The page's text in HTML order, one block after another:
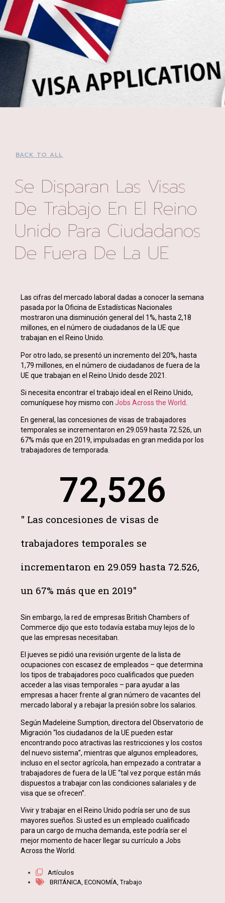
BACK TO ALL
Se Disparan Las Visas
De Trabajo En El Reino
Unido Para Ciudadanos
De Fuera De La UE
Las cifras del mercado laboral dadas a conocer la semana
pasada por la Oficina de Estadísticas Nacionales
mostraron una disminución general del 1%, hasta 2,18
millones, en el número de ciudadanos de la UE que
trabajan en el Reino Unido.
Por otro lado, se presentó un incremento del 20%, hasta
1,79 millones, en el número de ciudadanos de fuera de la
UE que trabajan en el Reino Unido desde 2021.
Si necesita encontrar el trabajo ideal en el Reino Unido,
comuníquese hoy mismo conJobs Across the World
En general, las concesiones de visas de trabajadores
temporales se incrementaron en 29.059 hasta 72.526, un
67% más que en 2019, impulsadas en gran medida por los
trabajadores de temporada.
" Las concesiones de visas de
trabajadores temporales se
incrementaron en 29.059 hasta 72.526,
un 67% más que en 2019"
72,526
Sin embargo, la red de empresas British Chambers of
Commerce dijo que esto todavía estaba muy lejos de lo
que las empresas necesitaban.
El jueves se pidió una revisión urgente de la lista de
ocupaciones con escasez de empleados – que determina
los tipos de trabajadores poco cualificados que pueden
acceder a las visas temporales – para ayudar a las
empresas a hacer frente al gran número de vacantes del
mercado laboral y a rebajar la presión sobre los salarios.
Según Madeleine Sumption, directora del Observatorio de
Migración “los ciudadanos de la UE pueden estar
encontrando poco atractivas las restricciones y los costos
del nuevo sistema”, mientras que algunos empleadores,
incluso en el sector agrícola, han empezado a contratar a
trabajadores de fuera de la UE “tal vez porque están más
dispuestos a trabajar con las condiciones salariales y de
visa que se ofrecen”.
Vivir y trabajar en el Reino Unido podría ser uno de sus
mayores sueños. Si usted es un empleado cualificado
para un cargo de mucha demanda, este podría ser el
mejor momento de hacer llegar su currículo a Jobs
Across the World.
Artículos
BRITÁNICA,ECONOMÍA,Trabajo